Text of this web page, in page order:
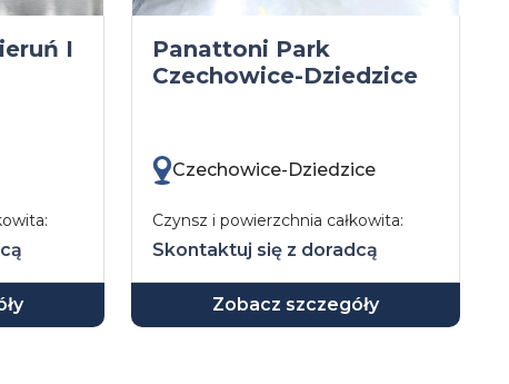
I
Panattoni Park
Czechowice-Dziedzice
Czechowice-Dziedzice
Czynsz i powierzchnia całkowita:
Skontaktuj się z doradcą
Zobacz szczegóły